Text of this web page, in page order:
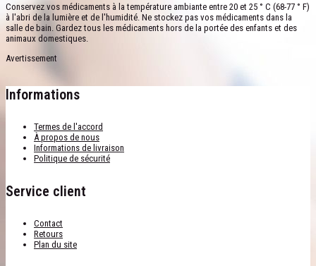
Conservez vos médicaments à la température ambiante entre 20 et 25 ° C (68-77 ° F)
à l'abri de la lumière et de l'humidité. Ne stockez pas vos médicaments dans la
salle de bain. Gardez tous les médicaments hors de la portée des enfants et des
animaux domestiques.
Avertissement
Informations
Termes de l'accord
À propos de nous
Informations de livraison
Politique de sécurité
Service client
Contact
Retours
Plan du site